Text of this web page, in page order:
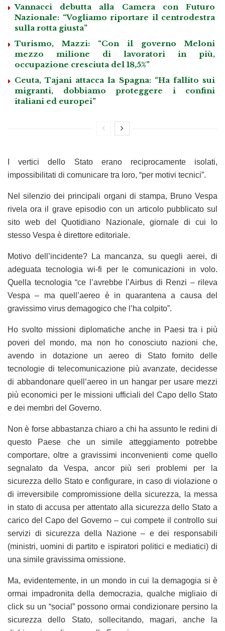
Vannacci debutta alla Camera con Futuro
Nazionale: “Vogliamo riportare il centrodestra
sulla rotta giusta”
Turismo, Mazzi: “Con il governo Meloni
mezzo milione di lavoratori in più,
occupazione cresciuta del 18,5%”
Ceuta, Tajani attacca la Spagna: “Ha fallito sui
migranti, dobbiamo proteggere i confini
italiani ed europei”
I vertici dello Stato erano reciprocamente isolati,
impossibilitati di comunicare tra loro, “per motivi tecnici”.
Nel silenzio dei principali organi di stampa, Bruno Vespa
rivela ora il grave episodio con un articolo pubblicato sul
sito web del Quotidiano Nazionale, giornale di cui lo
stesso Vespa è direttore editoriale.
Motivo dell’incidente? La mancanza, su quegli aerei, di
adeguata tecnologia wi-fi per le comunicazioni in volo.
Quella tecnologia “ce l’avrebbe l’Airbus di Renzi – rileva
Vespa – ma quell’aereo è in quarantena a causa del
gravissimo virus demagogico che l’ha colpito”.
Ho svolto missioni diplomatiche anche in Paesi tra i più
poveri del mondo, ma non ho conosciuto nazioni che,
avendo in dotazione un aereo di Stato fornito delle
tecnologie di telecomunicazione più avanzate, decidesse
di abbandonare quell’aereo in un hangar per usare mezzi
più economici per le missioni ufficiali del Capo dello Stato
e dei membri del Governo.
Non è forse abbastanza chiaro a chi ha assunto le redini di
questo Paese che un simile atteggiamento potrebbe
comportare, oltre a gravissimi inconvenienti come quello
segnalato da Vespa, ancor più seri problemi per la
sicurezza dello Stato e configurare, in caso di violazione o
di irreversibile compromissione della sicurezza, la messa
in stato di accusa per attentato alla sicurezza dello Stato a
carico del Capo del Governo – cui compete il controllo sui
servizi di sicurezza della Nazione – e dei responsabili
(ministri, uomini di partito e ispiratori politici e mediatici) di
una simile gravissima omissione.
Ma, evidentemente, in un mondo in cui la demagogia si è
ormai impadronita della democrazia, qualche migliaio di
click su un “social” possono ormai condizionare persino la
sicurezza dello Stato, sollecitando, magari, anche la